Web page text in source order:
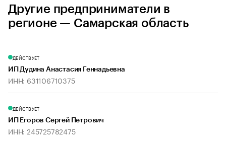
Другие предприниматели в
регионе — Самарская область
ДЕЙСТВУЕТ
ИП Дудина Анастасия Геннадьевна
ИНН: 631106710375
ДЕЙСТВУЕТ
ИП Егоров Сергей Петрович
ИНН: 245725782475